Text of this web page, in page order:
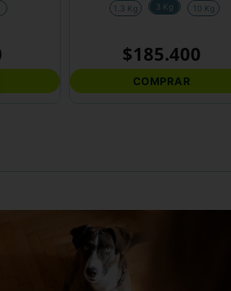
1.3 Kg 3 Kg 10 Kg
$185.400
COMPRAR